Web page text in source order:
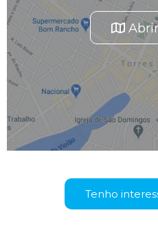
Tenho